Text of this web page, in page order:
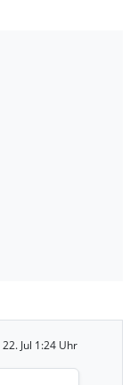
22. Jul 1:24 Uhr